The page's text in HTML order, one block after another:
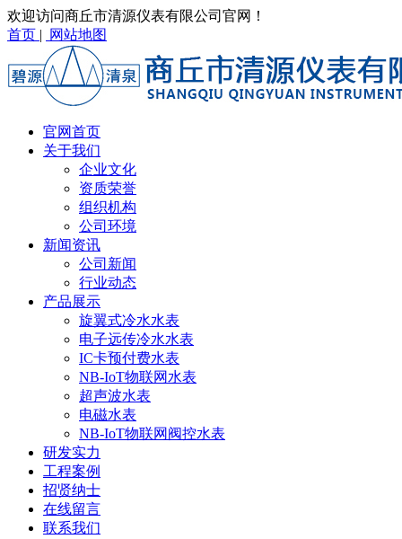
欢迎访问商丘市清源仪表有限公司官网！
首页 | 网站地图
官网首页
关于我们
企业文化
资质荣誉
组织机构
公司环境
新闻资讯
公司新闻
行业动态
产品展示
旋翼式冷水水表
电子远传冷水水表
IC卡预付费水表
NB-IoT物联网水表
超声波水表
电磁水表
NB-IoT物联网阀控水表
研发实力
工程案例
招贤纳士
在线留言
联系我们